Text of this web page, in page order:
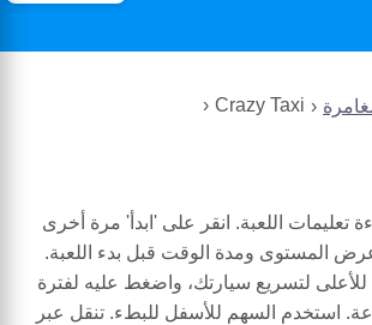
Crazy Taxi
تعليمات اللعبة. انقر على 'ابدأ' مرة أخرى
عرض المستوى ومدة الوقت قبل بدء اللعبة.
لتسريع سيارتك، واضغط عليه لفترة
استخدم السهم للأسفل للبطء. تنقل عبر